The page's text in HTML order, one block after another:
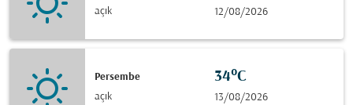
açık
12/08/2026
Persembe
açık
34°C
13/08/2026